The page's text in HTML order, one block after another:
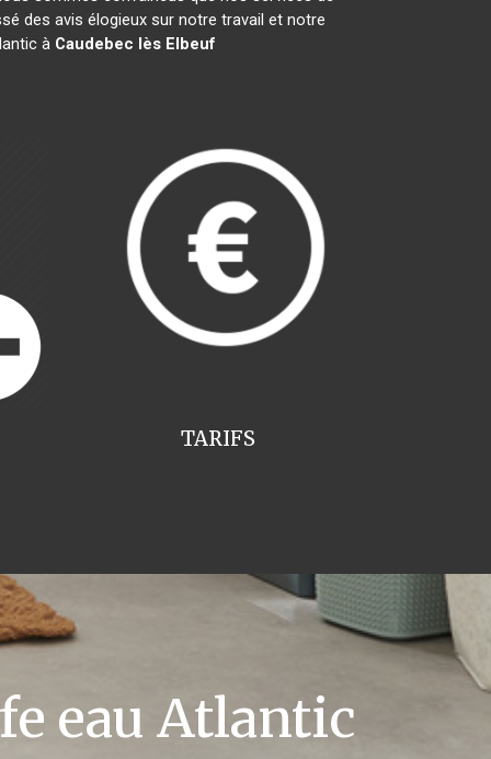
des avis élogieux sur notre travail et notre
à Caudebec lès Elbeuf
TARIFS
eau Atlantic